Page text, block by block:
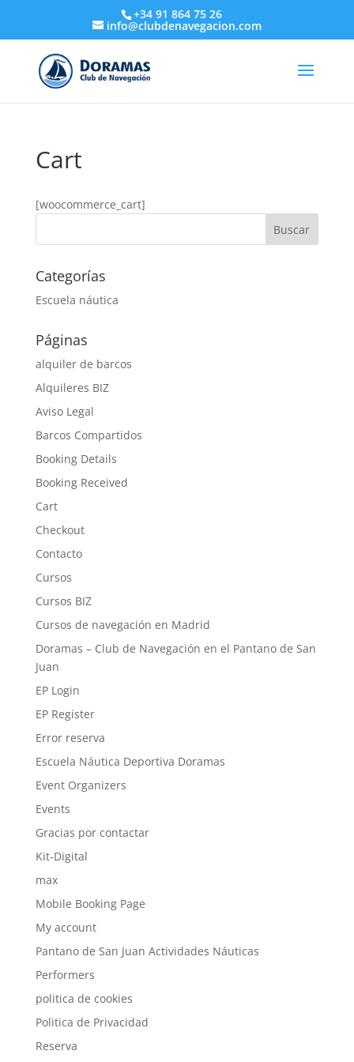
+34 91 864 75 26
info@clubdenavegacion.com
Cart
[woocommerce_cart]
Categorías
Escuela náutica
Páginas
alquiler de barcos
Alquileres BIZ
Aviso Legal
Barcos Compartidos
Booking Details
Booking Received
Cart
Checkout
Contacto
Cursos
Cursos BIZ
Cursos de navegación en Madrid
Doramas – Club de Navegación en el Pantano de San
Juan
EP Login
EP Register
Error reserva
Escuela Náutica Deportiva Doramas
Event Organizers
Events
Gracias por contactar
Kit-Digital
max
Mobile Booking Page
My account
Pantano de San Juan Actividades Náuticas
Performers
politica de cookies
Politica de Privacidad
Reserva